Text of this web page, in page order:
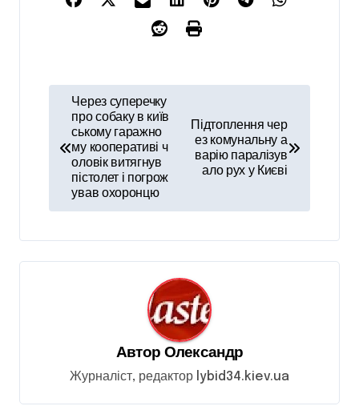
в
ц
Через суперечку
про собаку в київ
ському гаражно
му кооперативі ч
оловік витягнув
пістолет і погрож
ував охоронцю
Підтоплення чер
ез комунальну а
варію паралізув
ало рух у Києві
Автор Олександр
Журналіст, редактор lybid34.kiev.ua